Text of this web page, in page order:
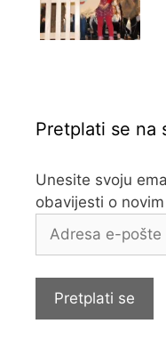
Pretplati se na
Unesite svoju
obavijesti o
e-
Pretplati se